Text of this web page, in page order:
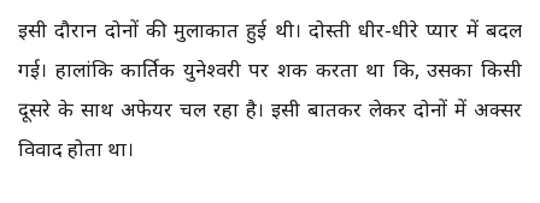
इसी दौरान दोनों की मुलाकात हुई थी। दोस्ती धीर-धीरे प्यार में बदल
गई। हालांकि कार्तिक युनेश्वरी पर शक करता था कि, उसका किसी
दूसरे के साथ अफेयर चल रहा है। इसी बातकर लेकर दोनों में अक्सर
विवाद होता था।